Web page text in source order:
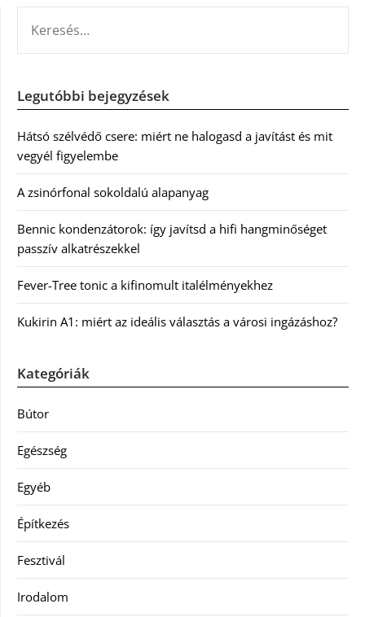
Legutóbbi bejegyzések
Hátsó szélvédő csere: miért ne halogasd a javítást és mit
vegyél figyelembe
A zsinórfonal sokoldalú alapanyag
Bennic kondenzátorok: így javítsd a hifi hangminőséget
passzív alkatrészekkel
Fever-Tree tonic a kifinomult italélményekhez
Kukirin A1: miért az ideális választás a városi ingázáshoz?
Kategóriák
Bútor
Egészség
Egyéb
Építkezés
Fesztivál
Irodalom